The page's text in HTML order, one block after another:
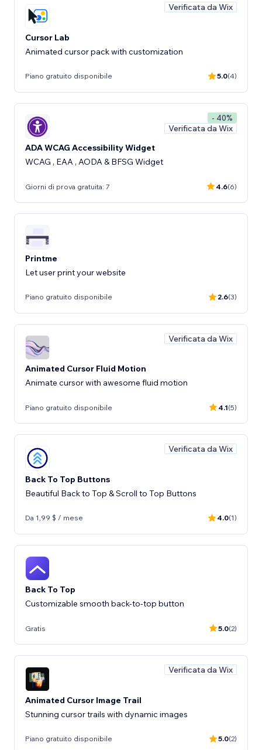
Verificata da Wix
Cursor Lab
Animated cursor pack with customization
Piano gratuito disponibile 5.0(4)
- 40%
Verificata da Wix
ADA WCAG Accessibility Widget
WCAG , EAA , AODA & BFSG Widget
Giorni di prova gratuita: 7 4.6(6)
Printme
Let user print your website
Piano gratuito disponibile 2.6(3)
Verificata da Wix
Animated Cursor Fluid Motion
Animate cursor with awesome fluid motion
Piano gratuito disponibile 4.1(5)
Verificata da Wix
Back To Top Buttons
Beautiful Back to Top & Scroll to Top Buttons
Da 1,99 $ / mese 4.0(1)
Back To Top
Customizable smooth back-to-top button
Gratis 5.0(2)
Verificata da Wix
Animated Cursor Image Trail
Stunning cursor trails with dynamic images
Piano gratuito disponibile 5.0(2)